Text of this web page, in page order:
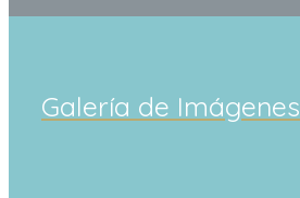
Galería de Imágenes